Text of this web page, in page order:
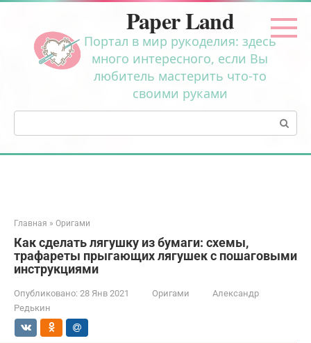
Перейти
контенту
Paper Land
Портал в мир рукоделия: здесь
много интересного, если Вы
любитель мастерить что-то
своими руками
Поиск:
Главная » Оригами
Как сделать лягушку из бумаги: схемы,
трафареты прыгающих лягушек с пошаговыми
инструкциями
Опубликовано: 28 Янв 2021 Оригами
Александр
Редькин